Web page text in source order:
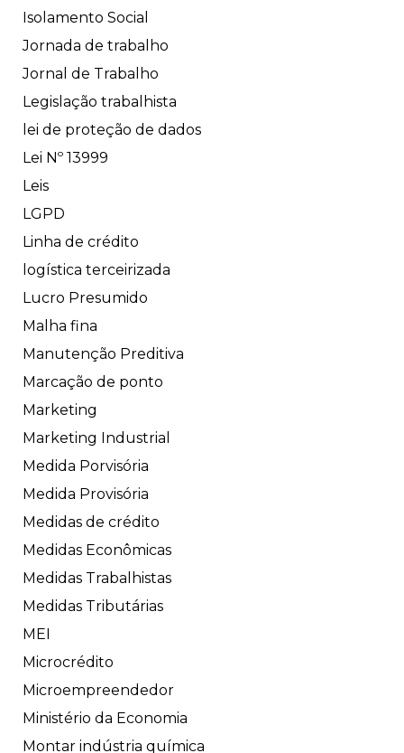
Isolamento Social
Jornada de trabalho
Jornal de Trabalho
Legislação trabalhista
lei de proteção de dados
Lei Nº 13999
Leis
LGPD
Linha de crédito
logística terceirizada
Lucro Presumido
Malha fina
Manutenção Preditiva
Marcação de ponto
Marketing
Marketing Industrial
Medida Porvisória
Medida Provisória
Medidas de crédito
Medidas Econômicas
Medidas Trabalhistas
Medidas Tributárias
MEI
Microcrédito
Microempreendedor
Ministério da Economia
Montar indústria química